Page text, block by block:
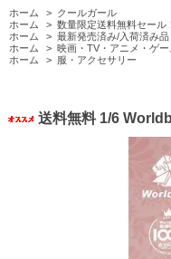
ホーム > クールガール
ホーム
> 数量限定送料無料セール
ホーム
> 最新発売済み/入荷済み品
ホーム
> 映画・TV・アニメ・ゲー
ホーム
> 服・アクセサリー
送料無料 1/6